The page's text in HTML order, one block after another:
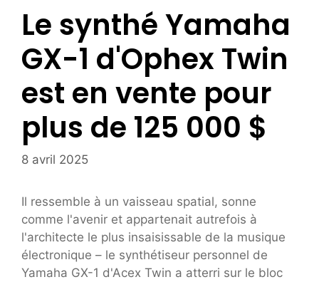
Le synthé Yamaha
GX-1 d'Ophex Twin
est en vente pour
plus de 125 000 $
8 avril 2025
Il ressemble à un vaisseau spatial, sonne
comme l'avenir et appartenait autrefois à
l'architecte le plus insaisissable de la musique
électronique – le synthétiseur personnel de
Yamaha GX-1 d'Acex Twin a atterri sur le bloc